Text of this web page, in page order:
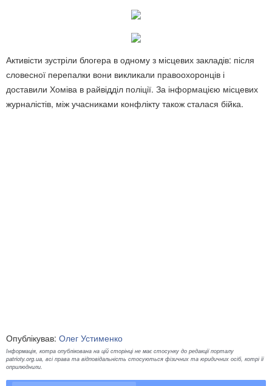
Активісти зустріли блогера в одному з місцевих закладів: після
словесної перепалки вони викликали правоохоронців і
доставили Хоміва в райвідділ поліції. За інформацією місцевих
журналістів, між учасниками конфлікту також сталася бійка.
Опублікував: Олег Устименко
Інформація, котра опублікована на цій сторінці не має стосунку до редакції порталу
patrioty.org.ua, всі права та відповідальність стосуються фізичних та юридичних осіб, котрі її
оприлюднили.